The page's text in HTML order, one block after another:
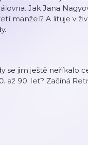
Jak Jana
manžel? A lituje v
se jim ještě neříkalo
až 90. let? Začíná